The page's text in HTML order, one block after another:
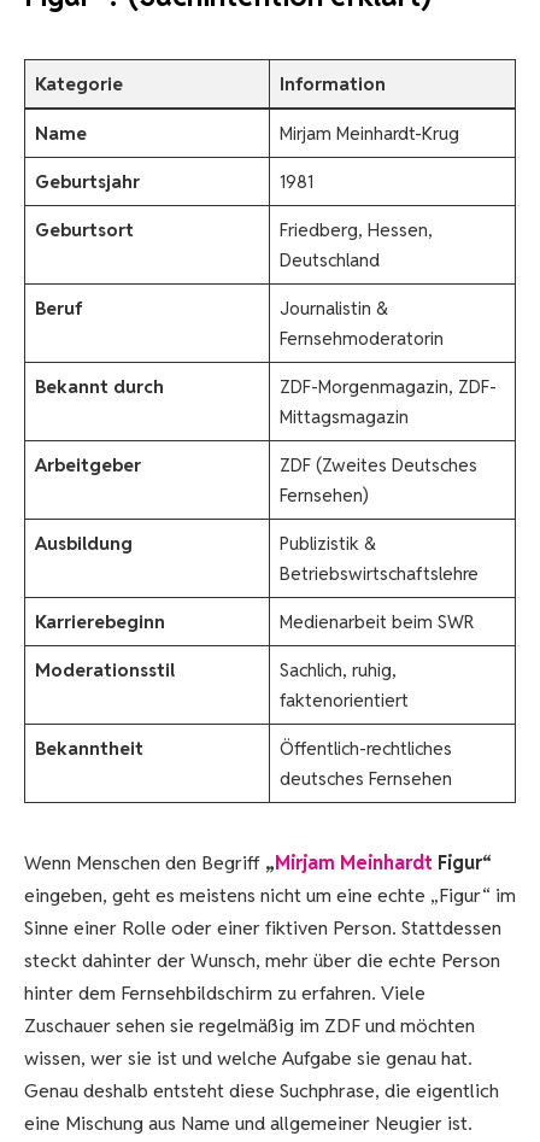
Kategorie Information
Name Mirjam Meinhardt-Krug
Geburtsjahr 1981
Geburtsort
Friedberg, Hessen,
Deutschland
Beruf
Journalistin &
Fernsehmoderatorin
Bekannt durch
ZDF-Morgenmagazin, ZDF-
Mittagsmagazin
Arbeitgeber
ZDF (Zweites Deutsches
Fernsehen)
Ausbildung
Publizistik &
Betriebswirtschaftslehre
Karrierebeginn Medienarbeit beim SWR
Moderationsstil
Sachlich, ruhig,
faktenorientiert
Bekanntheit
Öffentlich-rechtliches
deutsches Fernsehen
Wenn Menschen den Begriff „Mirjam Meinhardt Figur“
eingeben, geht es meistens nicht um eine echte „Figur“ im
Sinne einer Rolle oder einer fiktiven Person. Stattdessen
steckt dahinter der Wunsch, mehr über die echte Person
hinter dem Fernsehbildschirm zu erfahren. Viele
Zuschauer sehen sie regelmäßig im ZDF und möchten
wissen, wer sie ist und welche Aufgabe sie genau hat.
Genau deshalb entsteht diese Suchphrase, die eigentlich
eine Mischung aus Name und allgemeiner Neugier ist.